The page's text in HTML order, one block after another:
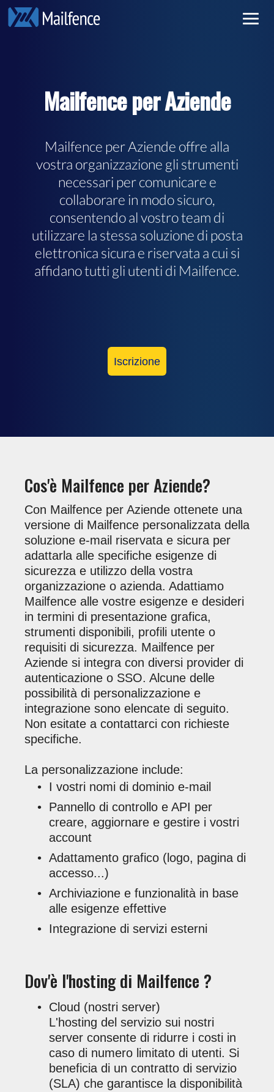
Mailfence per Aziende
Mailfence per Aziende offre alla
vostra organizzazione gli strumenti
necessari per comunicare e
collaborare in modo sicuro,
consentendo al vostro team di
utilizzare la stessa soluzione di posta
elettronica sicura e riservata a cui si
affidano tutti gli utenti di Mailfence.
Iscrizione
Cos'è Mailfence per Aziende?
Con Mailfence per Aziende ottenete una
versione di Mailfence personalizzata della
soluzione e-mail riservata e sicura per
adattarla alle specifiche esigenze di
sicurezza e utilizzo della vostra
organizzazione o azienda. Adattiamo
Mailfence alle vostre esigenze e desideri
in termini di presentazione grafica,
strumenti disponibili, profili utente o
requisiti di sicurezza. Mailfence per
Aziende si integra con diversi provider di
autenticazione o SSO. Alcune delle
possibilità di personalizzazione e
integrazione sono elencate di seguito.
Non esitate a contattarci con richieste
specifiche.
La personalizzazione include:
I vostri nomi di dominio e-mail
Pannello di controllo e API per
creare, aggiornare e gestire i vostri
account
Adattamento grafico (logo, pagina di
accesso...)
Archiviazione e funzionalità in base
alle esigenze effettive
Integrazione di servizi esterni
Dov'è l'hosting di Mailfence ?
Cloud (nostri server)
L'hosting del servizio sui nostri
server consente di ridurre i costi in
caso di numero limitato di utenti. Si
beneficia di un contratto di servizio
(SLA) che garantisce la disponibilità